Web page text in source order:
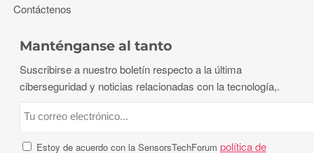
Contáctenos
Manténganse al tanto
Suscribirse a nuestro boletín respecto a la última
ciberseguridad y noticias relacionadas con la tecnología,.
Estoy de acuerdo con la SensorsTechForum política de